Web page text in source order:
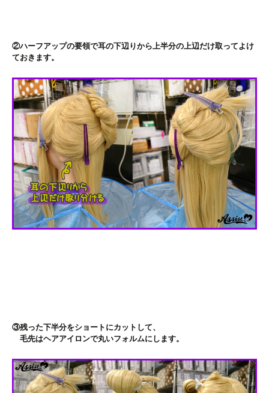
②ハーフアップの要領で耳の下辺りから上半分の上辺だけ取ってよけ
ておきます。
③残った下半分をショートにカットして、
毛先はヘアアイロンで丸いフォルムにします。